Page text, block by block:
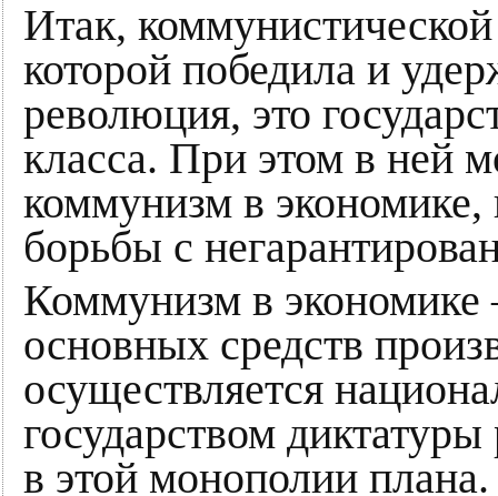
Итак,
которой победила и
революция, это
класса. При этом в ней
коммунизм в экономике,
борьбы с
Коммунизм в
основных средств
осуществляется
государством
в этой монополии